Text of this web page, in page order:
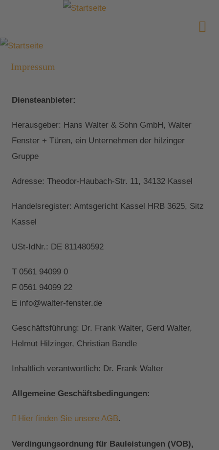
Impressum
Diensteanbieter:
Herausgeber: Hans Walter & Sohn GmbH, Walter
Fenster + Türen, ein Unternehmen der hilzinger
Gruppe
Adresse: Theodor-Haubach-Str. 11, 34132 Kassel
Handelsregister: Amtsgericht Kassel HRB 3625, Sitz
Kassel
USt-IdNr.: DE 811480592
T 0561 94099 0
F 0561 94099 22
E info@walter-fenster.de
Geschäftsführung: Dr. Frank Walter, Gerd Walter,
Helmut Hilzinger, Christian Bandle
Inhaltlich verantwortlich: Dr. Frank Walter
Allgemeine Geschäftsbedingungen:
Hier finden Sie unsere AGB.
Verdingungsordnung für Bauleistungen (VOB),